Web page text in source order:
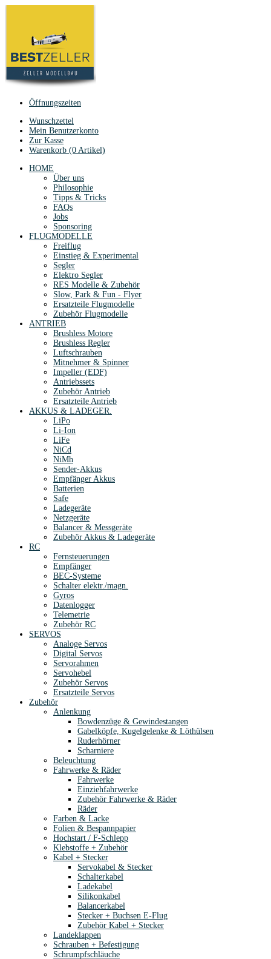
Öffnungszeiten
Wunschzettel
Mein Benutzerkonto
Zur Kasse
Warenkorb (0 Artikel)
HOME
Über uns
Philosophie
Tipps & Tricks
FAQs
Jobs
Sponsoring
FLUGMODELLE
Freiflug
Einstieg & Experimental
Segler
Elektro Segler
RES Modelle & Zubehör
Slow, Park & Fun - Flyer
Ersatzteile Flugmodelle
Zubehör Flugmodelle
ANTRIEB
Brushless Motore
Brushless Regler
Luftschrauben
Mitnehmer & Spinner
Impeller (EDF)
Antriebssets
Zubehör Antrieb
Ersatzteile Antrieb
AKKUS & LADEGER.
LiPo
Li-Ion
LiFe
NiCd
NiMh
Sender-Akkus
Empfänger Akkus
Batterien
Safe
Ladegeräte
Netzgeräte
Balancer & Messgeräte
Zubehör Akkus & Ladegeräte
RC
Fernsteuerungen
Empfänger
BEC-Systeme
Schalter elektr./magn.
Gyros
Datenlogger
Telemetrie
Zubehör RC
SERVOS
Analoge Servos
Digital Servos
Servorahmen
Servohebel
Zubehör Servos
Ersatzteile Servos
Zubehör
Anlenkung
Bowdenzüge & Gewindestangen
Gabelköpfe, Kugelgelenke & Löthülsen
Ruderhörner
Scharniere
Beleuchtung
Fahrwerke & Räder
Fahrwerke
Einziehfahrwerke
Zubehör Fahrwerke & Räder
Räder
Farben & Lacke
Folien & Bespannpapier
Hochstart / F-Schlepp
Klebstoffe + Zubehör
Kabel + Stecker
Servokabel & Stecker
Schalterkabel
Ladekabel
Silikonkabel
Balancerkabel
Stecker + Buchsen E-Flug
Zubehör Kabel + Stecker
Landeklappen
Schrauben + Befestigung
Schrumpfschläuche